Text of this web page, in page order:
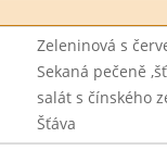
Zeleninová s
Sekaná pečeně
salát s čínského
Šťáva